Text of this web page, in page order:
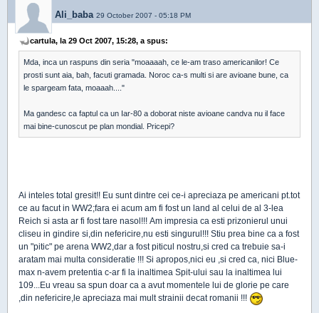
Ali_baba 29 October 2007 - 05:18 PM
cartula, la 29 Oct 2007, 15:28, a spus:
Mda, inca un raspuns din seria "moaaaah, ce le-am traso americanilor! Ce
prosti sunt aia, bah, facuti gramada. Noroc ca-s multi si are avioane bune, ca
le spargeam fata, moaaah...."
Ma gandesc ca faptul ca un Iar-80 a doborat niste avioane candva nu il face
mai bine-cunoscut pe plan mondial. Pricepi?
Ai inteles total gresit!! Eu sunt dintre cei ce-i apreciaza pe americani pt.tot
ce au facut in WW2;fara ei acum am fi fost un land al celui de al 3-lea
Reich si asta ar fi fost tare nasol!!! Am impresia ca esti prizonierul unui
cliseu in gindire si,din nefericire,nu esti singurul!!! Stiu prea bine ca a fost
un "pitic" pe arena WW2,dar a fost piticul nostru,si cred ca trebuie sa-i
aratam mai multa consideratie !!! Si apropos,nici eu ,si cred ca, nici Blue-
max n-avem pretentia c-ar fi la inaltimea Spit-ului sau la inaltimea lui
109...Eu vreau sa spun doar ca a avut momentele lui de glorie pe care
,din nefericire,le apreciaza mai mult strainii decat romanii !!!